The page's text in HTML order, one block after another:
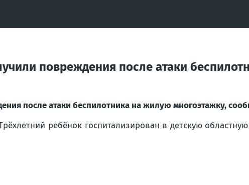
повреждения после атаки
после атаки беспилотника на жилую многоэтажку,
ребёнок госпитализирован в детскую